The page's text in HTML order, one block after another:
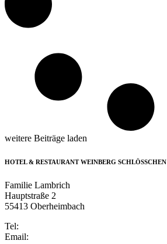
weitere Beiträge laden
HOTEL & RESTAURANT WEINBERG SCHLÖSSCHEN
Familie Lambrich
Hauptstraße 2
55413 Oberheimbach
Tel:
Email: